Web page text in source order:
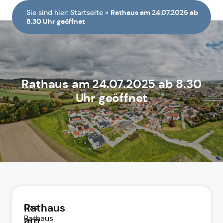
springenSie sind hier: Startseite » Rathaus am 24.07.2025 ab
8.30 Uhr geöffnet
Rathaus am 24.07.2025 ab 8.30
Uhr geöffnet
Rathaus
am
Das
Rathaus